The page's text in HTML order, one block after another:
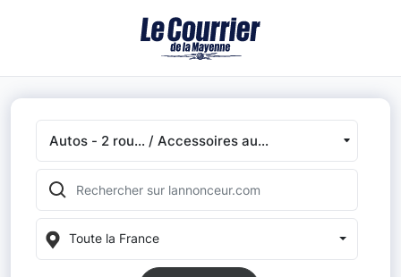
Autos - 2 rou... / Accessoires au...
Toute la France